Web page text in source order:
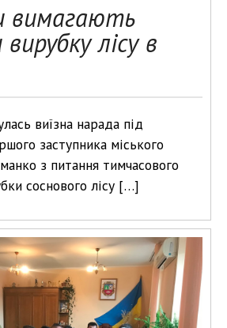
вимагають
лісу в
виїзна нарада під
заступника міського
з питання тимчасового
соснового лісу […]